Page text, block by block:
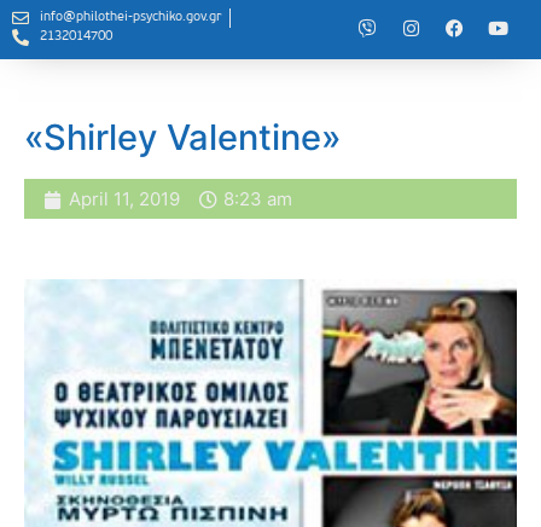
info@philothei-psychiko.gov.gr
2132014700
«Shirley Valentine»
April 11, 2019 8:23 am